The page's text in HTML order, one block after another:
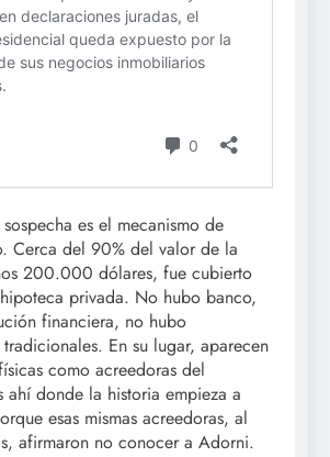
es el mecanismo de
Cerca del 90% del valor de la
200.000 dólares, fue cubierto
privada. No hubo banco,
financiera, no hubo
En su lugar, aparecen
como acreedoras del
ahí donde la historia empieza a
esas mismas acreedoras, al
afirmaron no conocer a Adorni.